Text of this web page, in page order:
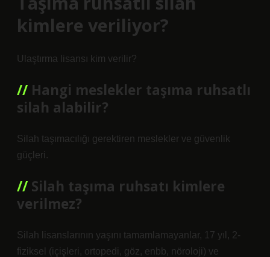
kimlere veriliyor?
Ulaştırma lisansı kim verilir?
Hangi meslekler taşıma ruhsatlı
silah alabilir?
Silah taşımacılığı gerektiren meslekler ve güvenlik
güçleri.
Silah taşıma ruhsatı kimlere
verilmez?
Silah lisanslarının yaşını tamamlamayanlar, 17 yıl, 2-
fiziksel (içişleri, ortopedi, göz, enbb, nöroloji) ve